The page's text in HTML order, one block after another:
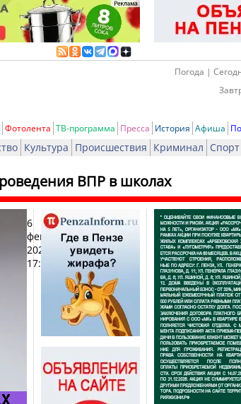
Погода |
Фотолента ТВ-программа Пресса История Афиша
Культура Происшествия Криминал Спорт
ВПР в школах
6
февраля
2026,
17:40
Печать